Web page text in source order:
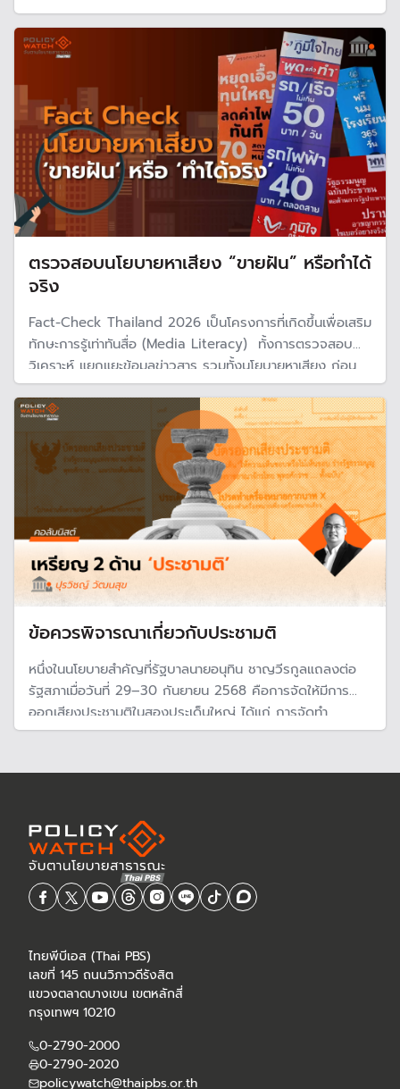
ใหม่ ซึ่งเป็นที่น่าจับตาว่า การเปลี่ยนแปลงทางการเมืองในครั้งนี้
จะนำพาประเทศไทยไปสู่อนาคตแบบใด
ตรวจสอบนโยบายหาเสียง “ขายฝัน” หรือทำได้
จริง
Fact-Check Thailand 2026 เป็นโครงการที่เกิดขึ้นเพื่อเสริม
ทักษะการรู้เท่าทันสื่อ (Media Literacy) ทั้งการตรวจสอบ
วิเคราะห์ แยกแยะข้อมูลข่าวสาร รวมทั้งนโยบายหาเสียง ก่อน
ตัดสินใจลงคะแนนเสียงในวันเลือกตั้ง
ข้อควรพิจารณาเกี่ยวกับประชามติ
หนึ่งในนโยบายสำคัญที่รัฐบาลนายอนุทิน ชาญวีรกูลแถลงต่อ
รัฐสภาเมื่อวันที่ 29–30 กันยายน 2568 คือการจัดให้มีการ
ออกเสียงประชามติในสองประเด็นใหญ่ ได้แก่ การจัดทำ
รัฐธรรมนูญฉบับใหม่ และ การยกเลิกข้อตกลงร่วม (MoU)
ไทยพีบีเอส (Thai PBS)
เลขที่ 145 ถนนวิภาวดีรังสิต
แขวงตลาดบางเขน เขตหลักสี่
กรุงเทพฯ 10210
0-2790-2000
0-2790-2020
policywatch@thaipbs.or.th